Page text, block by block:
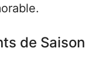
de Saison